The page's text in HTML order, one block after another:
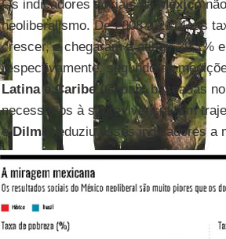
Os indicadores sociais do México
neoliberalismo. De 2008 a 2014, as
crescer, e chegaram a atingir 39,1%
respectivamente, segundo as
Latina e Caribe(Cepal), baseadas
necessários à sobrevivência. Em
eDilma reduziu esses indicadores a